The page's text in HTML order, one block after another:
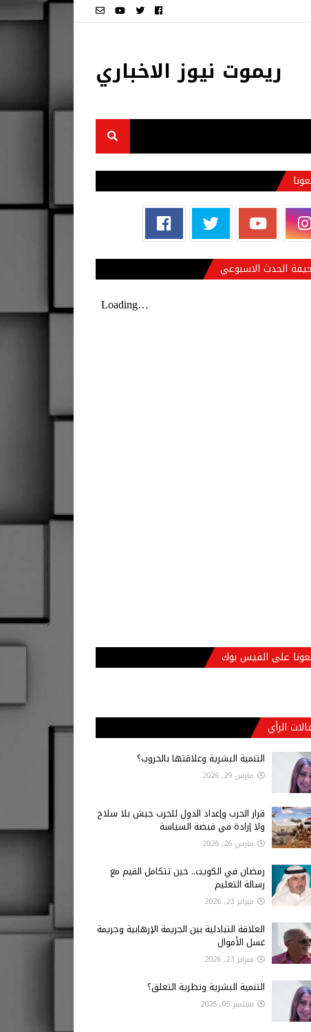
ريموت نيوز الاخباري
الحدث الاسبوعي
على الفيس بوك
الرأي
التنمية البشرية وعلاقتها بالحروب؟
مارس 29, 2026
قرار الحرب وإعداد الدول للحرب جيش بلا سلاح
ولا إرادة في قبضة السياسة
مارس 26, 2026
رمضان في الكويت.. حين تتكامل القيم مع
رسالة التعليم
فبراير 23, 2026
العلاقة التبادلية بين الجريمة الإرهابية وجريمة
غسل الأموال
فبراير 23, 2026
التنمية البشرية ونظرية التعلق؟
سبتمبر 05, 2025